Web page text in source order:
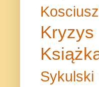
Sykulski